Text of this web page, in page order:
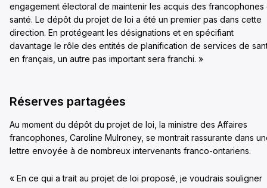
engagement électoral de maintenir les acquis des francophones
santé. Le dépôt du projet de loi a été un premier pas dans cette
direction. En protégeant les désignations et en spécifiant
davantage le rôle des entités de planification de services de
en français, un autre pas important sera franchi. »
Réserves partagées
Au moment du dépôt du projet de loi, la ministre des Affaires
francophones, Caroline Mulroney, se montrait rassurante dans
lettre envoyée à de nombreux intervenants franco-ontariens.
« En ce qui a trait au projet de loi proposé, je voudrais souligner